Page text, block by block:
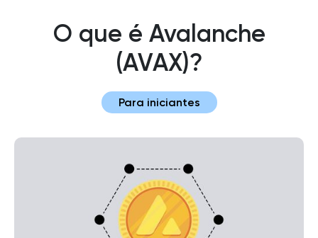
O que é Avalanche
(AVAX)?
Para iniciantes